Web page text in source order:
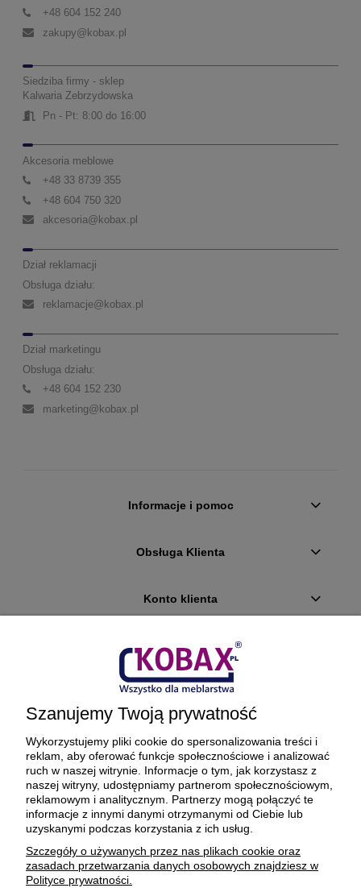
+48 604 152 240
zakupy@kobax.pl
Siedziba firmy - sklep
Kalwaria Zebrzydowska
Pn - Pt: 8:00 do 16:00
Akcesoria meblowe
+48 33 8739 355
+48 604 750 320
akcesoria@kobax.pl
Dział reklamacji
Obsługa działu:
reklamacje@kobax.pl
Dział marketingu
Obsługa działu:
+48 604 152 230
marketing@kobax.pl
Informacje i pomoc
Obsługa Klienta
Konto klienta
Płatności i dostawa
Ciekawostki
O firmie
BEZPIECZNE PŁATNOŚCI ORAZ DOSTAWA
Szanujemy Twoją prywatność
Wykorzystujemy pliki cookie do spersonalizowania treści i
reklam, aby oferować funkcje społecznościowe i analizować
ruch w naszej witrynie. Informacje o tym, jak korzystasz z
naszej witryny, udostępniamy partnerom społecznościowym,
reklamowym i analitycznym. Partnerzy mogą połączyć te
informacje z innymi danymi otrzymanymi od Ciebie lub
uzyskanymi podczas korzystania z ich usług.
Szczegóły o używanych przez nas plikach cookie oraz
zasadach przetwarzania danych osobowych znajdziesz w
Polityce prywatności.